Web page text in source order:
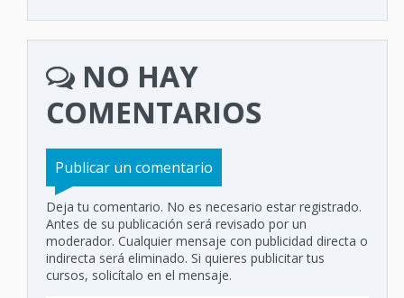
NO HAY
COMENTARIOS
Publicar un comentario
Deja tu comentario. No es necesario estar registrado.
Antes de su publicación será revisado por un
moderador. Cualquier mensaje con publicidad directa o
indirecta será eliminado. Si quieres publicitar tus
cursos, solicítalo en el mensaje.